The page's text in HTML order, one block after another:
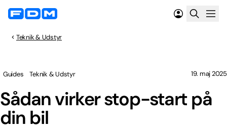
Teknik & Udstyr
Sådan virker stop-start på
din bil
Guides Teknik & Udstyr 19. maj 2025